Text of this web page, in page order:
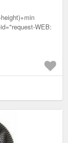
WEB: